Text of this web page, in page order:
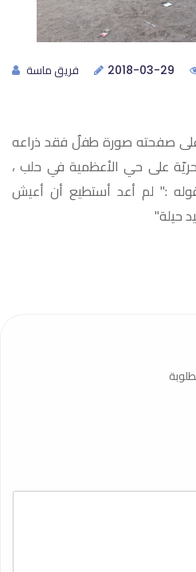
فريق ماسة 2018-03-29
صفحته صورة طفلٌ فقد ذراعه
على حي الأعظمية في حلب ،
:" لم أعد أستطيع أن أعيش
باليد حيلة"